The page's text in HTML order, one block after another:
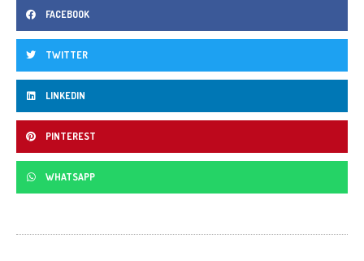
FACEBOOK
TWITTER
LINKEDIN
PINTEREST
WHATSAPP